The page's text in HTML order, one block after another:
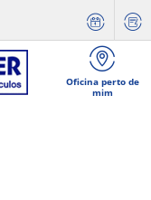
Oficina perto de
mim